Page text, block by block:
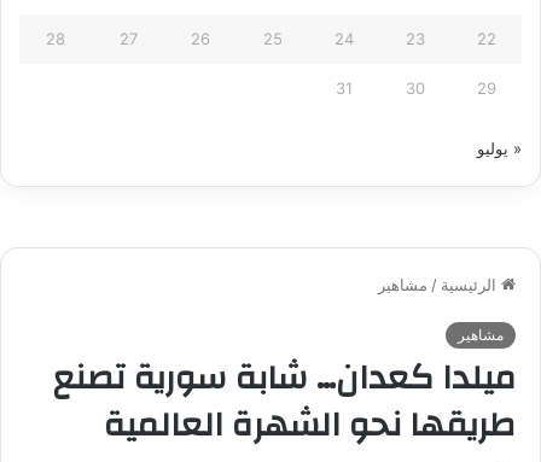
22
23
24
25
26
27
28
29
30
31
« يوليو